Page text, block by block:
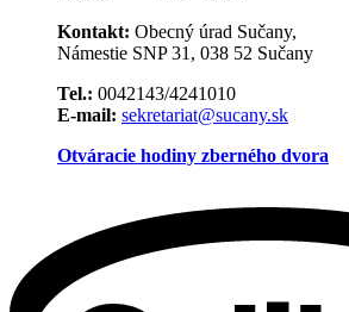
Kontakt: Obecný úrad Sučany,
Námestie SNP 31, 038 52 Sučany
Tel.: 0042143/4241010
E-mail: sekretariat@sucany.sk
Otváracie hodiny zberného dvora